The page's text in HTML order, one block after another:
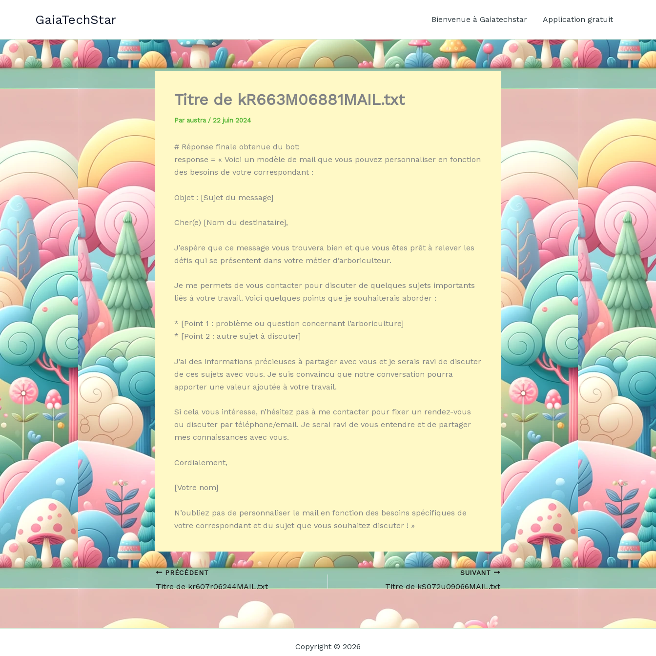
GaiaTechStar Bienvenue à Gaiatechstar Application gratuit
Titre de kR663M06881MAIL.txt
Par austra / 22 juin 2024
# Réponse finale obtenue du bot:
response = « Voici un modèle de mail que vous pouvez personnaliser en fonction
des besoins de votre correspondant :
Objet : [Sujet du message]
Cher(e) [Nom du destinataire],
J’espère que ce message vous trouvera bien et que vous êtes prêt à relever les
défis qui se présentent dans votre métier d’arboriculteur.
Je me permets de vous contacter pour discuter de quelques sujets importants
liés à votre travail. Voici quelques points que je souhaiterais aborder :
* [Point 1 : problème ou question concernant l’arboriculture]
* [Point 2 : autre sujet à discuter]
J’ai des informations précieuses à partager avec vous et je serais ravi de discuter
de ces sujets avec vous. Je suis convaincu que notre conversation pourra
apporter une valeur ajoutée à votre travail.
Si cela vous intéresse, n’hésitez pas à me contacter pour fixer un rendez-vous
ou discuter par téléphone/email. Je serai ravi de vous entendre et de partager
mes connaissances avec vous.
Cordialement,
[Votre nom]
N’oubliez pas de personnaliser le mail en fonction des besoins spécifiques de
votre correspondant et du sujet que vous souhaitez discuter ! »
PRÉCÉDENT
Titre de kr607r06244MAIL.txt
SUIVANT
Titre de kS072u09066MAIL.txt
Copyright © 2026